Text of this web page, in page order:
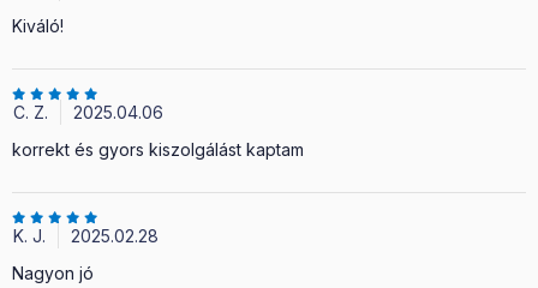
Kiváló!
C. Z.
2025.04.06
korrekt és gyors kiszolgálást kaptam
K. J.
2025.02.28
Nagyon jó